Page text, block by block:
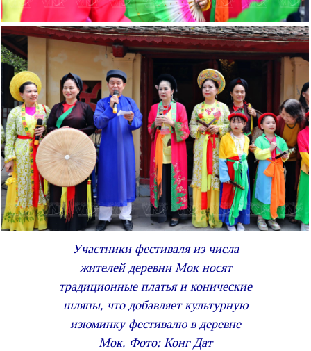
Участники фестиваля из числа
жителей деревни Мок носят
традиционные платья и конические
шляпы, что добавляет культурную
изюминку фестивалю в деревне
Мок. Фото: Конг Дат